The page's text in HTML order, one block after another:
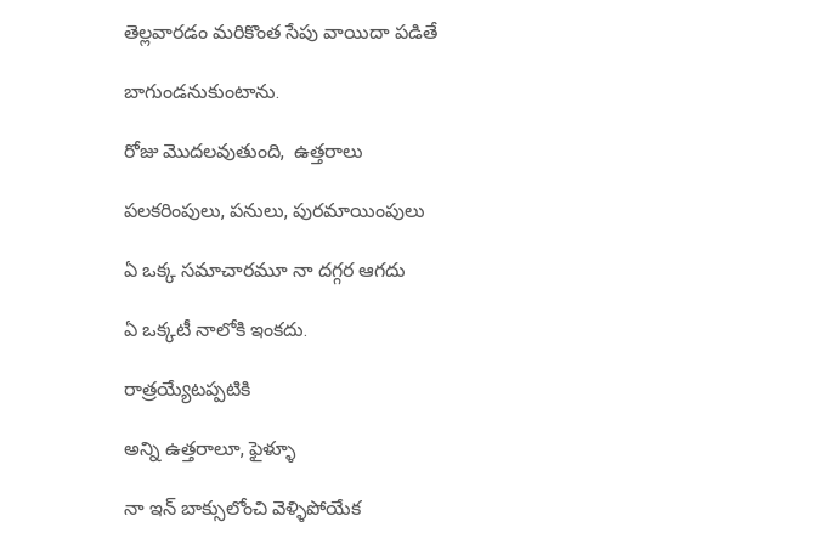
తెల్లవారడం మరికొంత సేపు వాయిదా పడితే
బాగుండనుకుంటాను.
రోజు మొదలవుతుంది, ఉత్తరాలు
పలకరింపులు, పనులు, పురమాయింపులు
ఏ ఒక్క సమాచారమూ నా దగ్గర ఆగదు
ఏ ఒక్కటీ నాలోకి ఇంకదు.
రాత్రయ్యేటప్పటికి
అన్ని ఉత్తరాలూ, ఫైళ్ళూ
నా ఇన్ బాక్సులోంచి వెళ్ళిపోయేక